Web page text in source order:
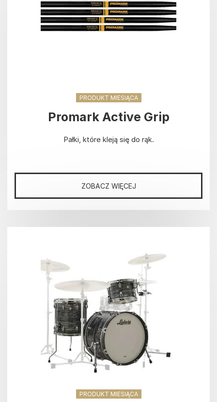
PRODUKT MIESIĄCA
Promark Active Grip
Pałki, które kleją się do rąk.
ZOBACZ WIĘCEJ
PRODUKT MIESIĄCA